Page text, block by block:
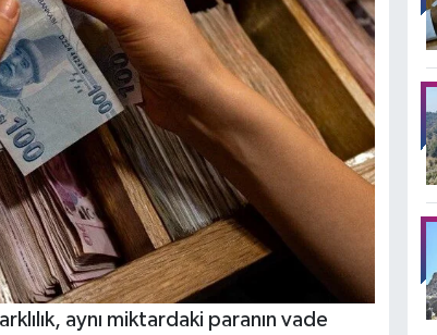
aynı miktardaki paranın vade